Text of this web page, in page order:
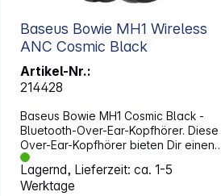
Baseus Bowie MH1 Wireless
ANC Cosmic Black
Artikel-Nr.:
214428
Baseus Bowie MH1 Cosmic Black -
Bluetooth-Over-Ear-Kopfhörer. Diese
Over-Ear-Kopfhörer bieten Dir einen
detailreichen Klang. Das Active Noise
Cancelling reduziert Störungen
deutlich, sodass Du Dich besser auf
Lagernd, Lieferzeit: ca. 1-5
Werktage